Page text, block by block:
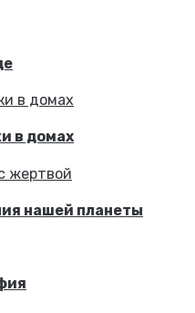
в домах
нашей планеты